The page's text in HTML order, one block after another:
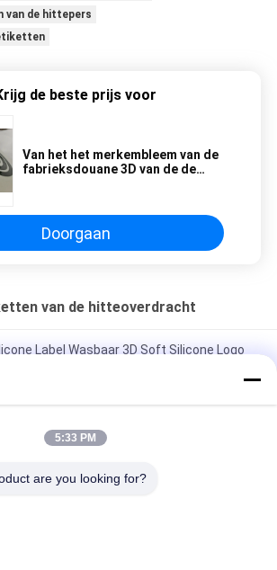
van de hittepers
de beste prijs voor
Van het het merkembleem van de
fabrieksdouane 3D van de de
Doorgaan
van de hitteoverdracht
Label Wasbaar 3D Soft Silicone Logo
Silicone Label Wasbaar 3D Soft
Transfer Silicone Badge
voor kleding
5:33 PM
are you looking for?